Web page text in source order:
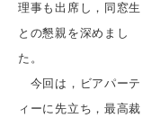
理事も出席し，同窓生
との懇親を深めまし
た。
今回は，ビアパーテ
ィーに先立ち，最高裁